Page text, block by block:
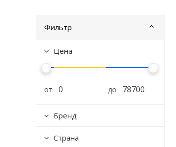
Фильтр
Цена
от до
Бренд
Страна